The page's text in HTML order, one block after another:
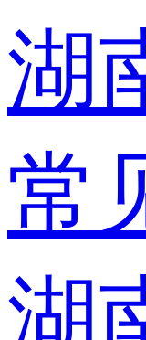
湖
常
湖